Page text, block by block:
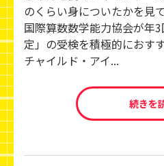
のくらい身についたかを見
国際算数数学能力協会が年
定」の受検を積極的におす
チャイルド・アイ...
続きを